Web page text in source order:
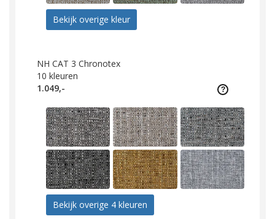
Bekijk overige kleur
NH CAT 3 Chronotex
10 kleuren
1.049,-
Bekijk overige 4 kleuren